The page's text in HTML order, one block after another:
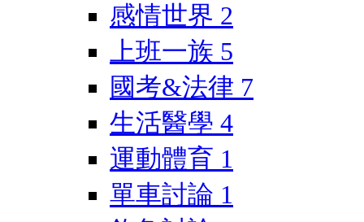
感情世界 2
上班一族 5
國考&法律 7
生活醫學 4
運動體育 1
單車討論 1